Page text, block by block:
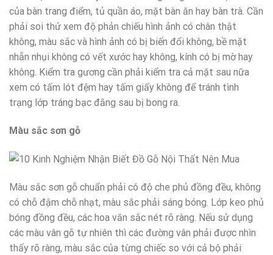
của bàn trang điểm, tủ quần áo, mặt bàn ăn hay bàn trà. Cần
phải soi thử xem độ phản chiếu hình ảnh có chân thật
không, màu sắc và hình ảnh có bị biến đổi không, bề mặt
nhẵn nhụi không có vết xước hay không, kính có bị mờ hay
không. Kiểm tra gương cần phải kiểm tra cả mặt sau nữa
xem có tấm lót đệm hay tấm giấy không để tránh tình
trạng lớp tráng bạc đằng sau bị bong ra.
Màu sắc sơn gỗ
Màu sắc sơn gỗ chuẩn phải có độ che phủ đồng đều, không
có chỗ đậm chỗ nhạt, màu sắc phải sáng bóng. Lớp keo phủ
bóng đồng đều, các hoa văn sắc nét rõ ràng. Nếu sử dụng
các màu vân gõ tự nhiên thì các đường vân phải được nhìn
thấy rõ ràng, màu sắc của từng chiếc so với cả bộ phải